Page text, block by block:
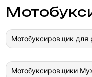
Мотобуксировщик для
Мотобуксировщики